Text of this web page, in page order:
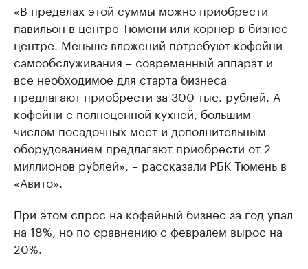
«В пределах этой суммы можно приобрести
павильон в центре Тюмени или корнер в бизнес-
центре. Меньше вложений потребуют кофейни
самообслуживания – современный аппарат и
все необходимое для старта бизнеса
предлагают приобрести за 300 тыс. рублей. А
кофейни с полноценной кухней, большим
числом посадочных мест и дополнительным
оборудованием предлагают приобрести от 2
миллионов рублей», – рассказали РБК Тюмень в
«Авито».
При этом спрос на кофейный бизнес за год упал
на 18%, но по сравнению с февралем вырос на
20%.